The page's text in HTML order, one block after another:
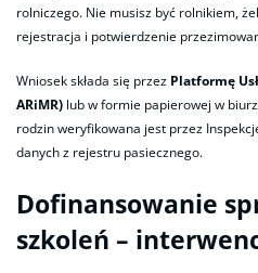
rolniczego. Nie musisz być rolnikiem,
rejestracja i potwierdzenie
Wniosek składa się przez Platformę
ARiMR) lub w formie papierowej w
rodzin weryfikowana jest przez
danych z rejestru pasiecznego.
Dofinansowanie
szkoleń –